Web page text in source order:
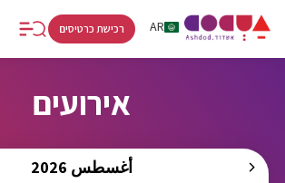
AR
HE
רכישת כרטיסים
אירועים
أغسطس 2026